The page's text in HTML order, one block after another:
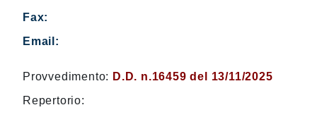
Fax:
Email:
Provvedimento: D.D. n.16459 del 13/11/2025
Repertorio: